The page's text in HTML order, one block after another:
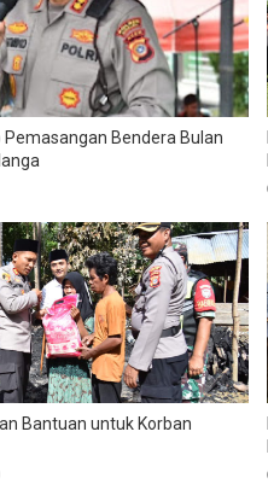
Pemasangan Bendera Bulan
Bantuan untuk Korban